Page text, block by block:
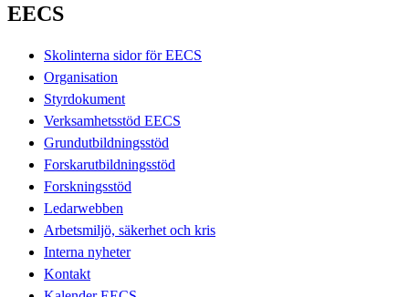
EECS
Skolinterna sidor för EECS
Organisation
Styrdokument
Verksamhetsstöd EECS
Grundutbildningsstöd
Forskarutbildningsstöd
Forskningsstöd
Ledarwebben
Arbetsmiljö, säkerhet och kris
Interna nyheter
Kontakt